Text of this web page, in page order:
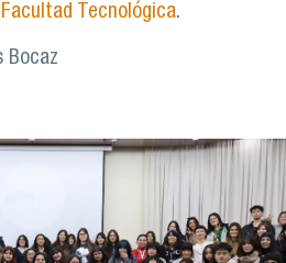
Facultad Tecnológica.
Bocaz